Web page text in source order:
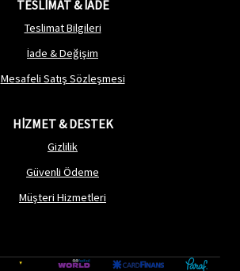
TESLİMAT & İADE
Teslimat Bilgileri
İade & Değişim
Mesafeli Satış Sözleşmesi
HİZMET & DESTEK
Gizlilik
Güvenli Ödeme
Müşteri Hizmetleri